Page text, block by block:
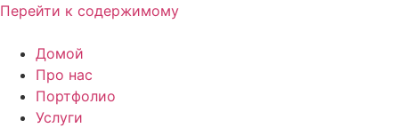
Перейти к содержимому
Домой
Про нас
Портфолио
Услуги